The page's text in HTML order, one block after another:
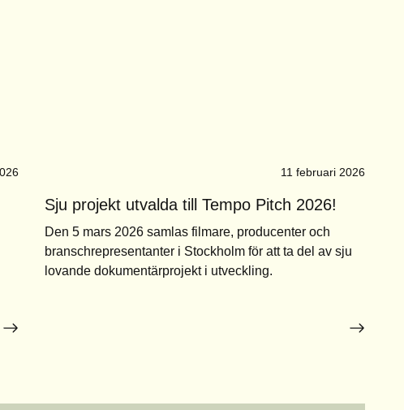
11 februari 2026
Sju projekt utvalda till Tempo Pitch 2026!
Den 5 mars 2026 samlas filmare, producenter och
branschrepresentanter i Stockholm för att ta del av sju
lovande dokumentärprojekt i utveckling.